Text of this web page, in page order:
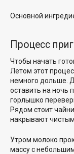
Основной
Процесс
Чтобы начать
Летом этот
немного дольше.
оставить на ночь
горлышко
Рядом стоит
накрывают
Утром молоко
массу с